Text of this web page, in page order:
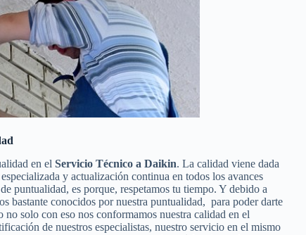
en el Servicio Técnico a Daikin. La calidad viene dada
y actualización continua en todos los avances
puntualidad, es porque, respetamos tu tiempo. Y debido a
bastante conocidos por nuestra puntualidad, para poder darte
solo con eso nos conformamos nuestra calidad en el
de nuestros especialistas, nuestro servicio en el mismo